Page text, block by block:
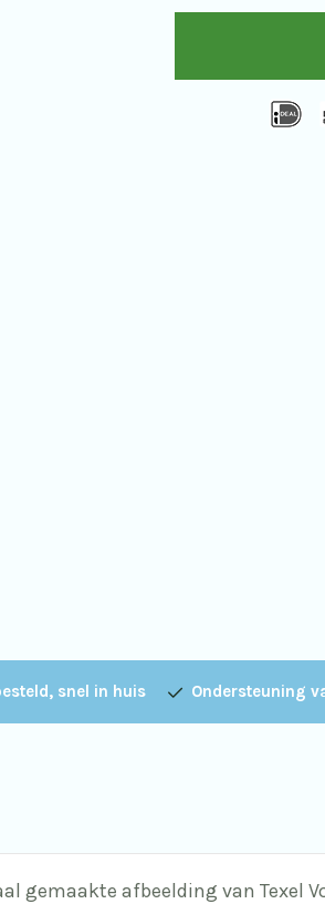
snel in huis Ondersteuning
afbeelding van Texel